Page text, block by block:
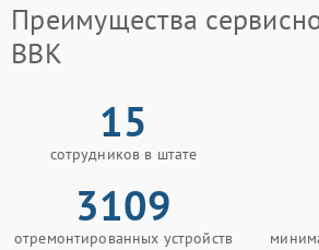
Преимущества
BBK
15
сотрудников в штате
3109
отремонтированных устройств